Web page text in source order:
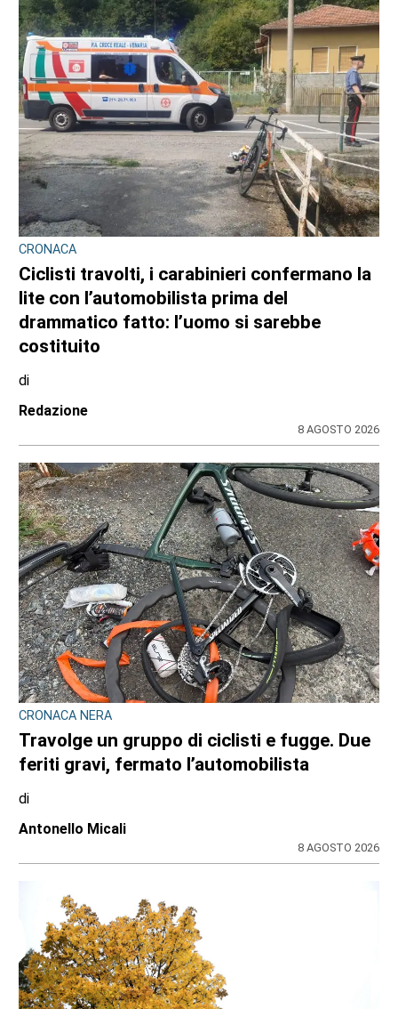
8 AGOSTO 2026
CRONACA
Ciclisti travolti, i carabinieri confermano la
lite con l’automobilista prima del
drammatico fatto: l’uomo si sarebbe
costituito
Redazione
8 AGOSTO 2026
CRONACA NERA
Travolge un gruppo di ciclisti e fugge. Due
feriti gravi, fermato l’automobilista